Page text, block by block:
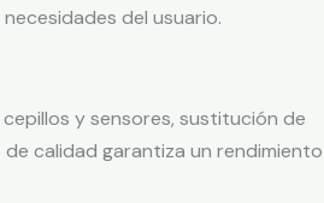
del usuario.
y sensores, sustitución de
calidad garantiza un rendimiento